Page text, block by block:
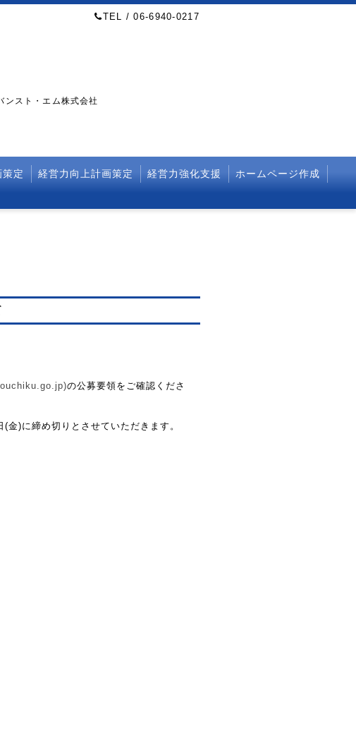
TEL / 06-6940-0217
スト・エム株式会社
定 経営力向上計画策定 経営力強化支援
ホームページ作成
の公募要領をご確認くださ
)に締め切りとさせていただきます。